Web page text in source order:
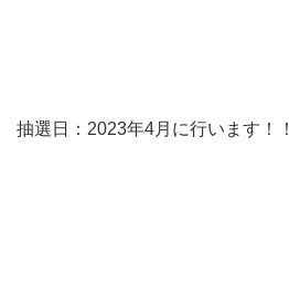
抽選日：2023年4月に行います！！